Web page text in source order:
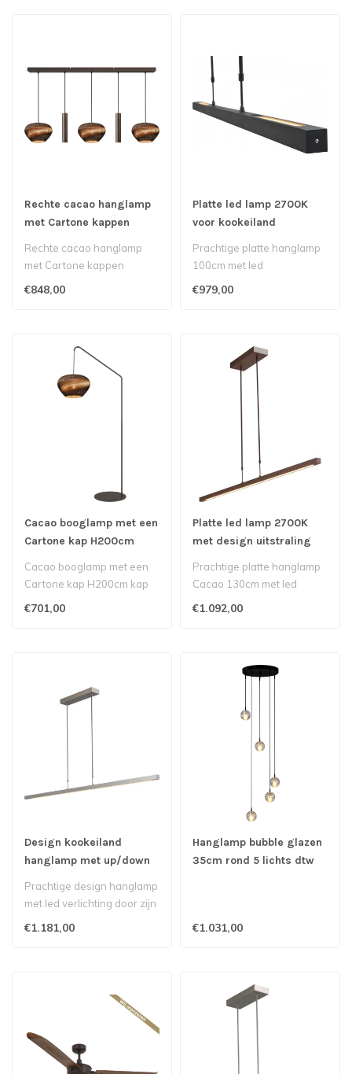
Rechte cacao hanglamp
met Cartone kappen
Rechte cacao hanglamp
met Cartone kappen
€848,00
Platte led lamp 2700K
voor kookeiland
Mat Zwart
Prachtige platte hanglamp
100cm met led
€979,00
Cacao booglamp met een
Cartone kap H200cm
Cacao booglamp met een
Cartone kap H200cm kap
€701,00
Platte led lamp 2700K
met design uitstraling
Cacao
Prachtige platte hanglamp
Cacao 130cm met led
€1.092,00
Design kookeiland
hanglamp met up/down
Prachtige design hanglamp
met led verlichting door zijn
€1.181,00
Hanglamp bubble glazen
35cm rond 5 lichts dtw
€1.031,00